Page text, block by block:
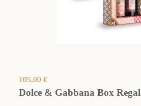
105,00€
Dolce & Gabbana Box